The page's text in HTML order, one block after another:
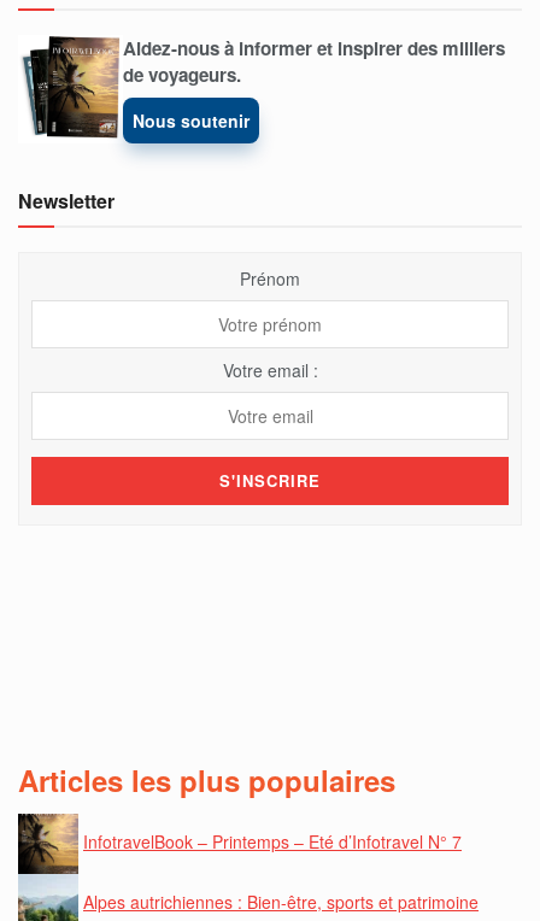
Aidez-nous à informer et inspirer des milliers
de voyageurs.
Nous soutenir
Newsletter
Prénom
Votre email :
Articles les plus populaires
InfotravelBook – Printemps – Eté d’Infotravel N° 7
Alpes autrichiennes : Bien-être, sports et patrimoine